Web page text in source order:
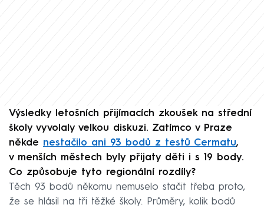
Výsledky letošních přijímacích zkoušek na střední
školy vyvolaly velkou diskuzi. Zatímco v Praze
někde nestačilo ani 93 bodů z testů Cermatu,
v menších městech byly přijaty děti i s 19 body.
Co způsobuje tyto regionální rozdíly?
Těch 93 bodů někomu nemuselo stačit třeba proto,
že se hlásil na tři těžké školy. Průměry, kolik bodů